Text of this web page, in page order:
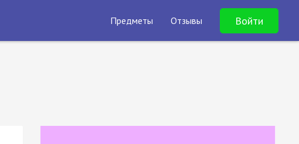
Предметы Отзывы Войти